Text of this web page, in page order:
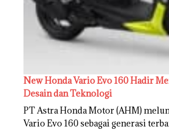
New Honda Vario Evo 160 Hadir
Desain dan Teknologi
PT Astra Honda Motor (AHM)
Vario Evo 160 sebagai generasi